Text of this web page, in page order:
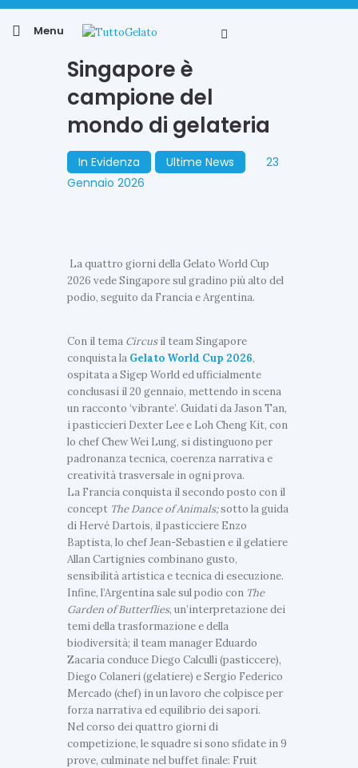
Menu
Singapore è
campione del
mondo di gelateria
In Evidenza Ultime News
23
Gennaio 2026
La quattro giorni della Gelato World Cup
2026 vede Singapore sul gradino più alto del
podio, seguito da Francia e Argentina.
Con il tema Circusil team Singapore
conquista la Gelato World Cup 2026,
ospitata a Sigep World ed ufficialmente
conclusasi il 20 gennaio, mettendo in scena
un racconto ‘vibrante’. Guidati da Jason Tan,
i pasticcieri Dexter Lee e Loh Cheng Kit, con
lo chef Chew Wei Lung, si distinguono per
padronanza tecnica, coerenza narrativa e
creatività trasversale in ogni prova.
La Francia conquista il secondo posto con il
concept The Dance of Animals;sotto la guida
di Hervé Dartois, il pasticciere Enzo
Baptista, lo chef Jean-Sebastien e il gelatiere
Allan Cartignies combinano gusto,
sensibilità artistica e tecnica di esecuzione.
Infine, l’Argentina sale sul podio con The
Garden of Butterflies, un’interpretazione dei
temi della trasformazione e della
biodiversità; il team manager Eduardo
Zacaria conduce Diego Calculli (pasticcere),
Diego Colaneri (gelatiere) e Sergio Federico
Mercado (chef) in un lavoro che colpisce per
forza narrativa ed equilibrio dei sapori.
Nel corso dei quattro giorni di
competizione, le squadre si sono sfidate in 9
prove, culminate nel buffet finale: Fruit